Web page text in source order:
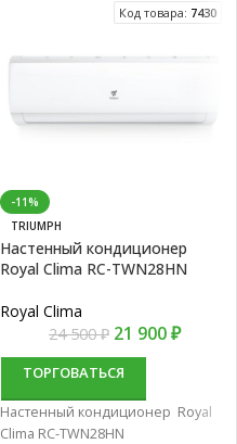
Код товара: 7430
-11%
TRIUMPH
Настенный кондиционер
Royal Clima RC-TWN28HN
Royal Clima
24 500₽ 21 900₽
ТОРГОВАТЬСЯ
Настенный кондиционер Royal
Clima RC-TWN28HN